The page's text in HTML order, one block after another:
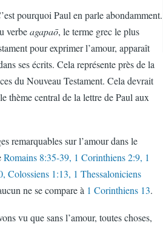
pourquoi Paul en parle abondamment.
verbeagapaō, le terme grec le plus
pour exprimer l’amour, apparaît
ses écrits. Cela représente près de la
du Nouveau Testament. Cela devrait
thème central de la lettre de Paul aux
remarquables sur l’amour dans le
Romains 8:35-39, 1 Corinthiens 2:9, 1
Colossiens 1:13, 1 Thessaloniciens
ne se compare à 1 Corinthiens 13.
vu que sans l’amour, toutes choses,